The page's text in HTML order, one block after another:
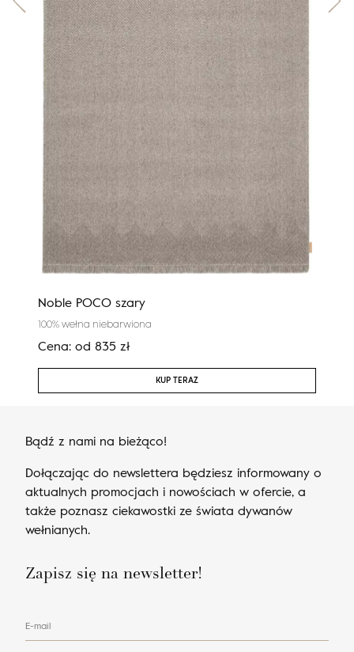
Noble POCO szary
100% wełna niebarwiona
Cena: od 835 zł
KUP TERAZ
Bądź z nami na bieżąco!
Dołączając do newslettera będziesz informowany o
aktualnych promocjach i nowościach w ofercie, a
także poznasz ciekawostki ze świata dywanów
wełnianych.
Zapisz się na newsletter!
E-mail